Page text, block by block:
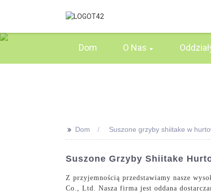
Dom O Nas
>> Dom Suszone grzyby shiitake w
Suszone Grzyby Shiitake
Z przyjemnością przedstawiamy nasze
Co., Ltd. Nasza firma jest oddana